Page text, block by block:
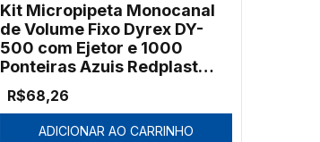
Kit Micropipeta Monocanal
de Volume Fixo Dyrex DY-
500 com Ejetor e 1000
Ponteiras Azuis Redplast
500µL
R$68,26
ADICIONAR AO CARRINHO